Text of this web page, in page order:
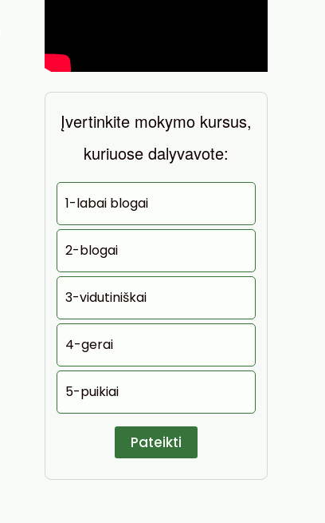
Įvertinkite mokymo kursus,
kuriuose dalyvavote:
1-labai blogai
2-blogai
3-vidutiniškai
4-gerai
5-puikiai